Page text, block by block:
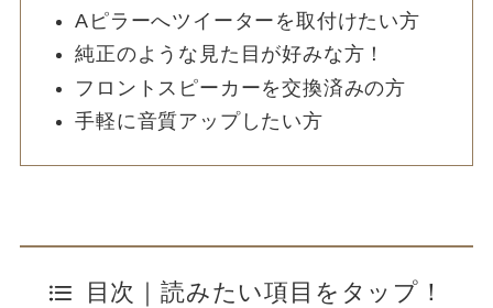
Aピラーへツイーターを取付けたい方
純正のような見た目が好みな方！
フロントスピーカーを交換済みの方
手軽に音質アップしたい方
目次｜読みたい項目をタップ！